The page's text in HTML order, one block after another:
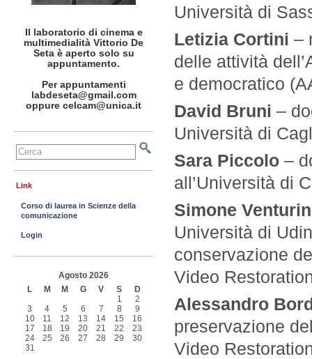
Università di
Letizia Cortini –
delle attività
e democratico
David Bruni –
Università di
Sara Piccolo –
all’Università di
Simone
Università di
conservazione
Video
Alessandro
preservazione
Video
Il laboratorio di cinema e
multimedialità Vittorio De
Seta è aperto solo su
appuntamento.
Per appuntamenti
labdeseta@gmail.com
oppure celcam@unica.it
Link
Corso di laurea in Scienze della
comunicazione
Login
Agosto 2026
L
M M G V S
D
1
2
3
4 5 6 7 8
9
10
11 12 13 14 15
16
17
18 19 20 21 22
23
24
25 26 27 28 29
30
31